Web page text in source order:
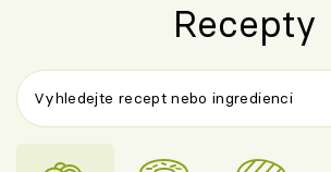
Recepty